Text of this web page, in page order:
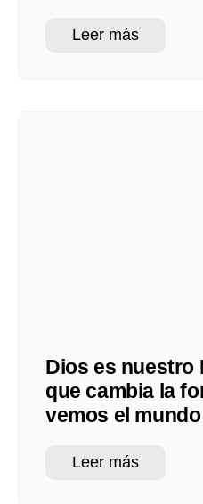
Leer más
Dios es nuestro
que cambia la
vemos el mundo
Leer más